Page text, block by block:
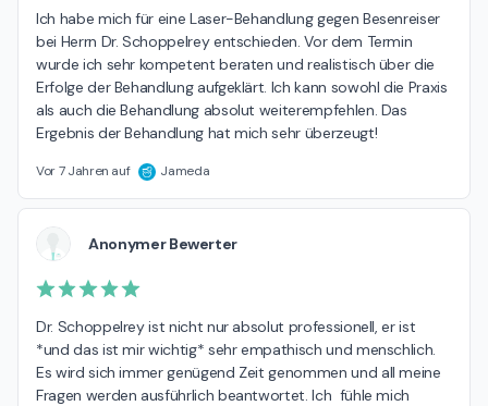
Ich habe mich für eine Laser-Behandlung gegen Besenreiser
bei Herrn Dr. Schoppelrey entschieden. Vor dem Termin
wurde ich sehr kompetent beraten und realistisch über die
Erfolge der Behandlung aufgeklärt. Ich kann sowohl die Praxis
als auch die Behandlung absolut weiterempfehlen. Das
Ergebnis der Behandlung hat mich sehr überzeugt!
Vor 7 Jahren auf Jameda
Anonymer Bewerter
Dr. Schoppelrey ist nicht nur absolut professionell, er ist
*und das ist mir wichtig* sehr empathisch und menschlich.
Es wird sich immer genügend Zeit genommen und all meine
Fragen werden ausführlich beantwortet. Ich  fühle mich